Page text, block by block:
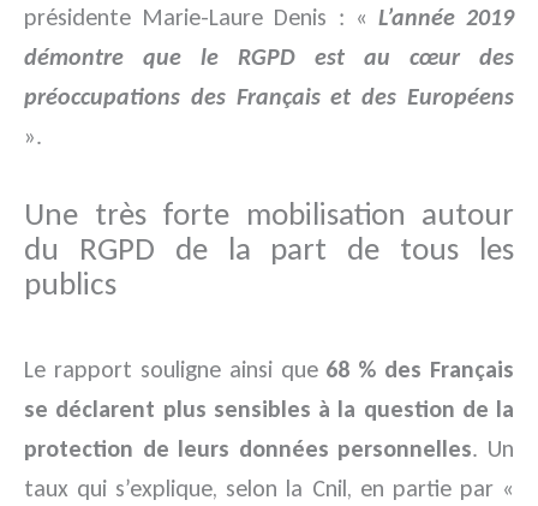
présidente Marie-Laure Denis : « L’année 2019
démontre que le RGPD est au cœur des
préoccupations des Français et des Européens
».
Une très forte mobilisation autour
du RGPD de la part de tous les
publics
Le rapport souligne ainsi que 68 % des Français
se déclarent plus sensibles à la question de la
protection de leurs données personnelles. Un
taux qui s’explique, selon la Cnil, en partie par «